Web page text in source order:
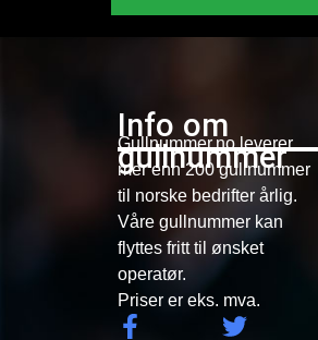
Info om
gullnummer
Gullnummer.no leverer
mer enn 200 gullnummer
til norske bedrifter årlig.
Våre gullnummer kan
flyttes fritt til ønsket
operatør.
Priser er eks. mva.